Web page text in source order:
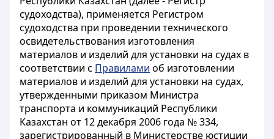
судоходства), применяется Регистром
судоходства при проведении технического
освидетельствования изготовления
материалов и изделий для установки на судах в
соответствии с Правилами об изготовлении
материалов и изделий для установки на судах,
утвержденными приказом Министра
транспорта и коммуникаций Республики
Казахстан от 12 декабря 2006 года № 334,
зарегистрированный в Министерстве юстиции